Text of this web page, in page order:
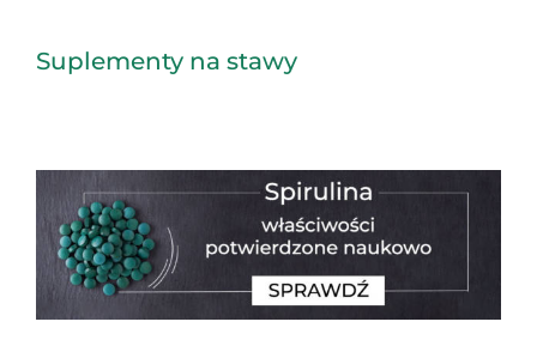
Suplementy na stawy